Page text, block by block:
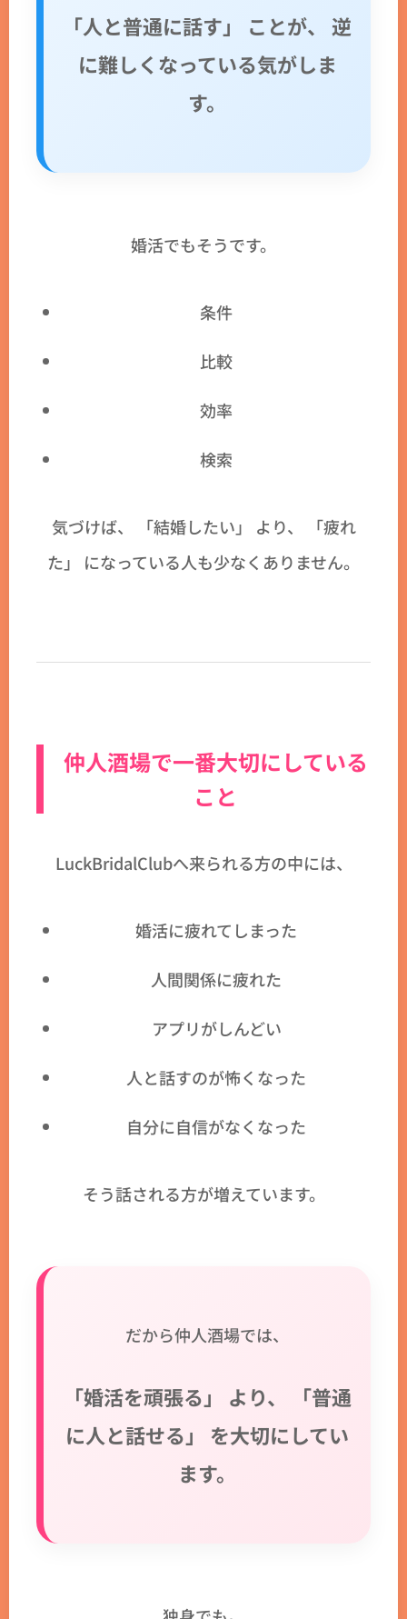
「人と普通に話す」 ことが、 逆
に難しくなっている気がしま
す。
婚活でもそうです。
条件
比較
効率
検索
気づけば、 「結婚したい」 より、 「疲れ
た」 になっている人も少なくありません。
仲人酒場で一番大切にしている
こと
LuckBridalClubへ来られる方の中には、
婚活に疲れてしまった
人間関係に疲れた
アプリがしんどい
人と話すのが怖くなった
自分に自信がなくなった
そう話される方が増えています。
だから仲人酒場では、
「婚活を頑張る」 より、 「普通
に人と話せる」 を大切にしてい
ます。